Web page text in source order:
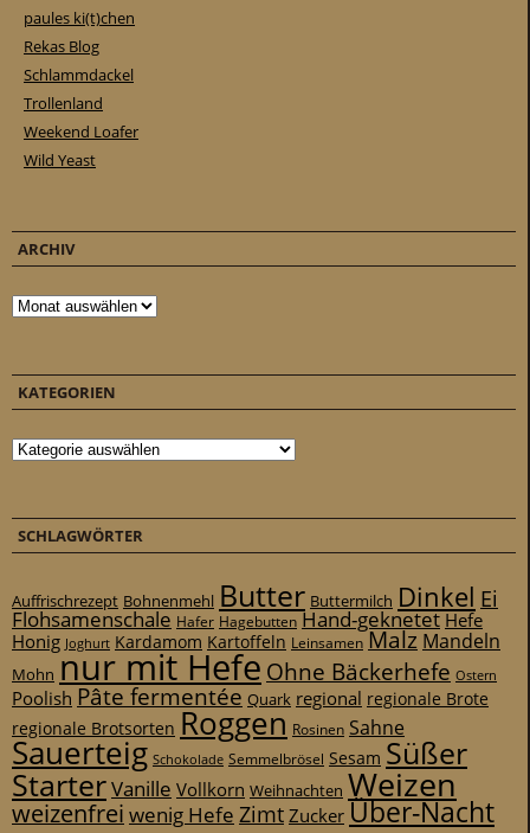
paules ki(t)chen
Rekas Blog
Schlammdackel
Trollenland
Weekend Loafer
Wild Yeast
ARCHIV
Archiv
KATEGORIEN
Kategorien
SCHLAGWÖRTER
Auffrischrezept Bohnenmehl Butter Buttermilch Dinkel Ei
Flohsamenschale Hafer Hagebutten Hand-geknetet Hefe
Honig Joghurt Kardamom Kartoffeln Leinsamen Malz Mandeln
Mohn nur mit Hefe Ohne Bäckerhefe Ostern
Poolish Pâte fermentée Quark regional regionale Brote
regionale Brotsorten Roggen Rosinen Sahne
Sauerteig Schokolade Semmelbrösel Sesam Süßer
StarterVanille Vollkorn Weihnachten Weizen
weizenfrei wenig Hefe ZimtZuckerÜber-Nacht